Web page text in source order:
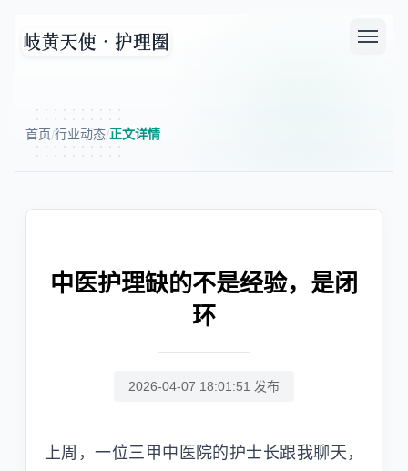
首页/行业动态/正文详情
中医护理缺的不是经验，是闭
环
2026-04-07 18:01:51 发布
上周，一位三甲中医院的护士长跟我聊天，